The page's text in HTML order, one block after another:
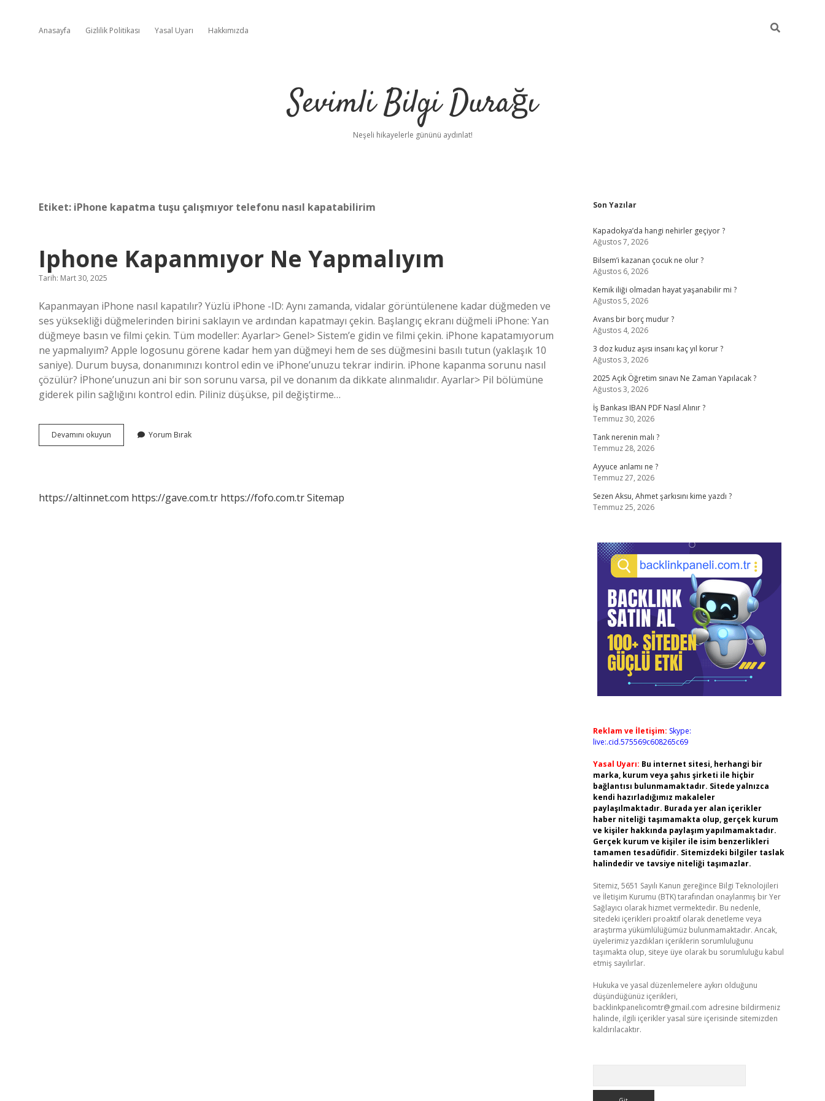
Anasayfa Gizlilik Politikası Yasal Uyarı Hakkımızda
Sevimli Bilgi Durağı
Neşeli hikayelerle gününü aydınlat!
Etiket: iPhone kapatma tuşu çalışmıyor telefonu nasıl kapatabilirim
Iphone Kapanmıyor Ne Yapmalıyım
Tarih: Mart 30, 2025
Kapanmayan iPhone nasıl kapatılır? Yüzlü iPhone -ID: Aynı zamanda, vidalar görüntülenene kadar düğmeden ve
ses yüksekliği düğmelerinden birini saklayın ve ardından kapatmayı çekin. Başlangıç ​​ekranı düğmeli iPhone: Yan
düğmeye basın ve filmi çekin. Tüm modeller: Ayarlar> Genel> Sistem’e gidin ve filmi çekin. iPhone kapatamıyorum
ne yapmalıyım? Apple logosunu görene kadar hem yan düğmeyi hem de ses düğmesini basılı tutun (yaklaşık 10
saniye). Durum buysa, donanımınızı kontrol edin ve iPhone’unuzu tekrar indirin. iPhone kapanma sorunu nasıl
çözülür? İPhone’unuzun ani bir son sorunu varsa, pil ve donanım da dikkate alınmalıdır. Ayarlar> Pil bölümüne
giderek pilin sağlığını kontrol edin. Piliniz düşükse, pil değiştirme…
Devamını okuyun
Kapanmıyor
Yorum Bırak
https://altinnet.com https://gave.com.tr https://fofo.com.trSitemap
Sidebar
Son Yazılar
Kapadokya’da hangi nehirler geçiyor ?
Ağustos 7, 2026
Bilsem’i kazanan çocuk ne olur ?
Ağustos 6, 2026
Kemik iliği olmadan hayat yaşanabilir mi ?
Ağustos 5, 2026
Avans bir borç mudur ?
Ağustos 4, 2026
3 doz kuduz aşısı insanı kaç yıl korur ?
Ağustos 3, 2026
2025 Açık Öğretim sınavı Ne Zaman Yapılacak ?
Ağustos 3, 2026
İş Bankası IBAN PDF Nasıl Alınır ?
Temmuz 30, 2026
Tank nerenin malı ?
Temmuz 28, 2026
Ayyuce anlamı ne ?
Temmuz 27, 2026
Sezen Aksu, Ahmet şarkısını kime yazdı ?
Temmuz 25, 2026
Reklam ve İletişim: Skype:
live:.cid.575569c608265c69
Yasal Uyarı: Bu internet sitesi, herhangi bir
marka, kurum veya şahıs şirketi ile hiçbir
bağlantısı bulunmamaktadır. Sitede yalnızca
kendi hazırladığımız makaleler
paylaşılmaktadır. Burada yer alan içerikler
haber niteliği taşımamakta olup, gerçek kurum
ve kişiler hakkında paylaşım yapılmamaktadır.
Gerçek kurum ve kişiler ile isim benzerlikleri
tamamen tesadüfidir. Sitemizdeki bilgiler taslak
halindedir ve tavsiye niteliği taşımazlar.
Sitemiz, 5651 Sayılı Kanun gereğince Bilgi Teknolojileri
ve İletişim Kurumu (BTK) tarafından onaylanmış bir Yer
Sağlayıcı olarak hizmet vermektedir. Bu nedenle,
sitedeki içerikleri proaktif olarak denetleme veya
araştırma yükümlülüğümüz bulunmamaktadır. Ancak,
üyelerimiz yazdıkları içeriklerin sorumluluğunu
taşımakta olup, siteye üye olarak bu sorumluluğu kabul
etmiş sayılırlar.
Hukuka ve yasal düzenlemelere aykırı olduğunu
düşündüğünüz içerikleri,
backlinkpanelicomtr@gmail.com adresine bildirmeniz
halinde, ilgili içerikler yasal süre içerisinde sitemizden
kaldırılacaktır.